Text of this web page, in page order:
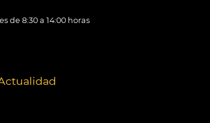
de 8:30 a 14:00 horas